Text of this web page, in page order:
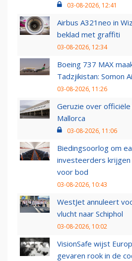
03-08-2026, 12:41
Airbus A321neo in
beklad met graffiti
03-08-2026, 12:34
Boeing 737 MAX
Tadzjikistan: Somon
03-08-2026, 11:26
Geruzie over
Mallorca
03-08-2026, 11:06
Biedingsoorlog om
investeerders
voor bod
03-08-2026, 10:43
WestJet annuleert
vlucht naar Schiphol
03-08-2026, 10:02
VisionSafe wijst
gevaren rook in de